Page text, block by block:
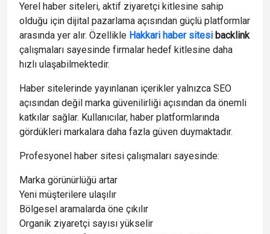
Yerel haber siteleri, aktif ziyaretçi kitlesine sahip
olduğu için dijital pazarlama açısından güçlü platformlar
arasında yer alır. Özellikle Hakkari haber sitesi backlink
çalışmaları sayesinde firmalar hedef kitlesine daha
hızlı ulaşabilmektedir.
Haber sitelerinde yayınlanan içerikler yalnızca SEO
açısından değil marka güvenilirliği açısından da önemli
katkılar sağlar. Kullanıcılar, haber platformlarında
gördükleri markalara daha fazla güven duymaktadır.
Profesyonel haber sitesi çalışmaları sayesinde:
Marka görünürlüğü artar
Yeni müşterilere ulaşılır
Bölgesel aramalarda öne çıkılır
Organik ziyaretçi sayısı yükselir